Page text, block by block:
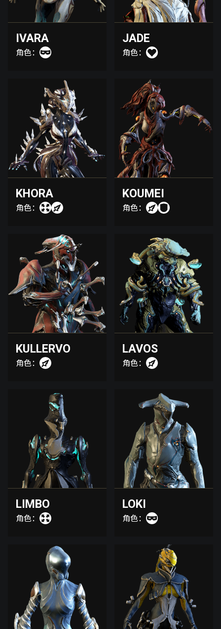
IVARA
角色：
JADE
角色：
KHORA
角色：
KOUMEI
角色：
KULLERVO
角色：
LAVOS
角色：
LIMBO
角色：
LOKI
角色：